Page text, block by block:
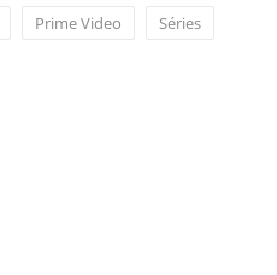
Prime Video Séries